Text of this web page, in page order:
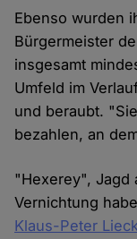
Ebenso wurden
Bürgermeister
insgesamt
Umfeld im
und beraubt.
bezahlen, an
"Hexerey", Jagd
Vernichtung
Klaus-Peter